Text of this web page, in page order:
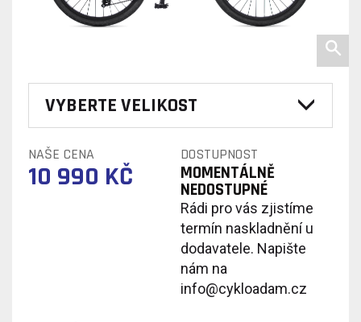
VYBERTE VELIKOST
NAŠE CENA DOSTUPNOST
10 990 KČ MOMENTÁLNĚ
NEDOSTUPNÉ
Rádi pro vás zjistíme
termín naskladnění u
dodavatele. Napište
nám na
info@cykloadam.cz